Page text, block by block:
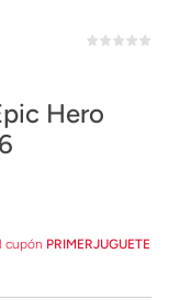
Hero
cupón PRIMERJUGUETE